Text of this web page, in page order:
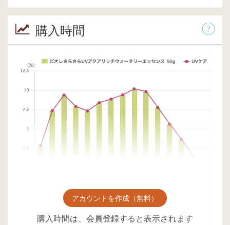
購入時間
アカウントを作成（無料）
購入時間は、会員登録すると表示されます